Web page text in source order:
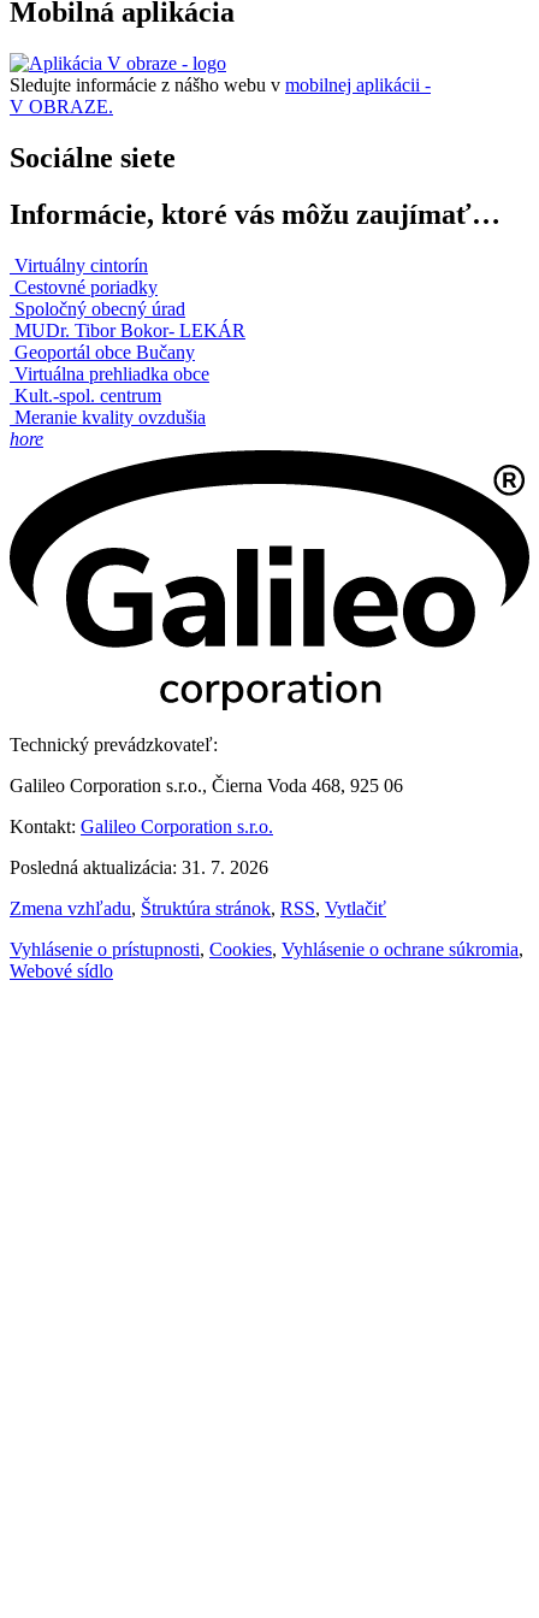
Mobilná aplikácia
Sledujte informácie z nášho webu v mobilnej aplikácii -
V OBRAZE.
Sociálne siete
Informácie, ktoré vás môžu zaujímať…
Virtuálny cintorín
Cestovné poriadky
Spoločný obecný úrad
MUDr. Tibor Bokor- LEKÁR
Geoportál obce Bučany
Virtuálna prehliadka obce
Kult.-spol. centrum
Meranie kvality ovzdušia
hore
Technický prevádzkovateľ:
Galileo Corporation s.r.o., Čierna Voda 468, 925 06
Kontakt: Galileo Corporation s.r.o.
Posledná aktualizácia: 31. 7. 2026
Zmena vzhľadu, Štruktúra stránok, RSS, Vytlačiť
Vyhlásenie o prístupnosti, Cookies, Vyhlásenie o ochrane súkromia,
Webové sídlo